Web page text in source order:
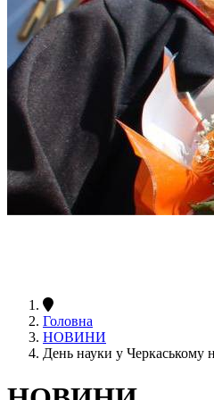
Головна
НОВИНИ
День науки у Черкаському